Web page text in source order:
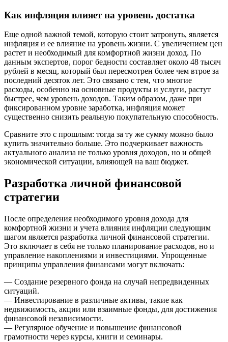
Как инфляция влияет на уровень достатка
Еще одной важной темой, которую стоит затронуть, является
инфляция и ее влияние на уровень жизни. С увеличением цен
растет и необходимый для комфортной жизни доход. По
данным экспертов, порог бедности составляет около 48 тысяч
рублей в месяц, который был пересмотрен более чем втрое за
последний десяток лет. Это связано с тем, что многие
расходы, особенно на основные продукты и услуги, растут
быстрее, чем уровень доходов. Таким образом, даже при
фиксированном уровне заработка, инфляция может
существенно снизить реальную покупательную способность.
Сравните это с прошлым: тогда за ту же сумму можно было
купить значительно больше. Это подчеркивает важность
актуального анализа не только уровня доходов, но и общей
экономической ситуации, влияющей на ваш бюджет.
Разработка личной финансовой
стратегии
После определения необходимого уровня дохода для
комфортной жизни и учета влияния инфляции следующим
шагом является разработка личной финансовой стратегии.
Это включает в себя не только планирование расходов, но и
управление накоплениями и инвестициями. Упрощенные
принципы управления финансами могут включать:
— Создание резервного фонда на случай непредвиденных
ситуаций.
— Инвестирование в различные активы, такие как
недвижимость, акции или взаимные фонды, для достижения
финансовой независимости.
— Регулярное обучение и повышение финансовой
грамотности через курсы, книги и семинары.